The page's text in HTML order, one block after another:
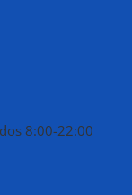
8:00-22:00